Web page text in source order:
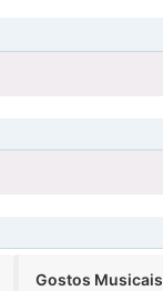
Gostos Musicais